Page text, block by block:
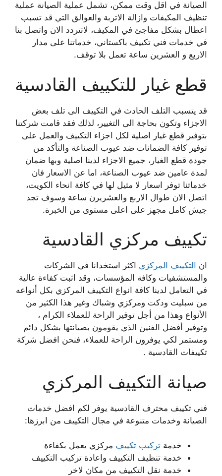
الصيانة في اقل وقت ممكن، تشمل عملية الصيانة عملية
تنظيف المكيفات وازالة الاتربة والعوالق التي قد تسبب
اعطال بشكل مفاجئ في المكيف، لاتتردد الان واتصل بنا
في خدمات فني تكييف باكستاني، خدماتنا على مدار
الاربع و العشرين ساعة تعمل بلا توقف.
قطع غيار للتكييف القادسية
قد يتسبب التلف الحادث في التكييف الى تلف بعض
الاجزاء وتكون بحاجة الى التغيير، لذلك فقد قامت شركتنا
بتوفير قطع غيار اصلية لكل اجزاء التكييف والعمل على
توفير كافة الضمانات ضد عيوب الصناعة والتأكد من
جودة قطع الغيار، جميع الاجزاء لدينا اصلية وبها ضمان
لمدة عامين ضد عيوب الصناعة، اما عن الاسعار فان
خدماتنا توفر اسعار لا مثيل لها في كافة انحاء الكويت،
اتصل الان طوال الاربع والعشريرن ساعة وسوف تجد
جيش كامل مجهز على اعلى مستوى من الخبرة.
تكييف مركزي القادسية
ان التكييف المركزي اكثر استخدانا في الشركات
والمستشفيات وكافة المؤسسات، وقد اثبت كفاءة عالية
في التعامل لدينا كافة انواع التكييف المركزي بكل أنواعه
من سبليت ودكت ومركزي وشباك وغير هذا الكثير من
الأنواع وهذا من أجل توفير الراحة للعملاء الكرام ،
وتوفير أفضل الفنين الذي يقومون بصيانتها بشكل دائم
ومستمر لكي يوفرون الراحة للعملاء، فنحن افضل شركة
تكييفات القادسية .
صيانة التكييف المركزي
فني تكييف محترف القادسية يوفر لكم افضل خدمات
الصيانة وخدمات متنوعة في مجال التكييف من ابرزها:
خدمة تركيب تكييف مركزي يعمل بكفاءة
خدمة تنظيف التكييف واعادة تركيب التكييف
خدمة نقل التكييف من مكان لاخر